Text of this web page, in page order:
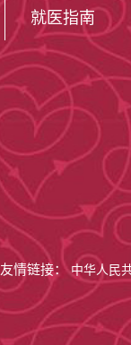
就医指南
友情链接：中华人民